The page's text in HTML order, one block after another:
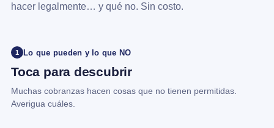
hacer legalmente… y qué no. Sin costo.
1 Lo que pueden y lo que NO
Toca para descubrir
Muchas cobranzas hacen cosas que no tienen permitidas.
Averigua cuáles.